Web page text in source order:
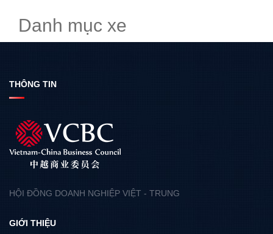
Danh mục xe
THÔNG TIN
HỘI ĐỒNG DOANH NGHIỆP VIỆT - TRUNG
GIỚI THIỆU